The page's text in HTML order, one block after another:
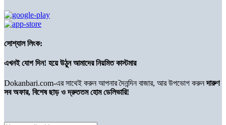
সোশ্যাল লিংক:
এখনই যোগ দিন! হয়ে উঠুন আমাদের নিয়মিত কাস্টমার
Dokanbari.com-এর সাথেই করুন আপনার দৈনন্দিন বাজার, আর উপভোগ করুনদারুণ
সব অফার, বিশেষ ছাড় ও দ্রুততম হোম ডেলিভারি!